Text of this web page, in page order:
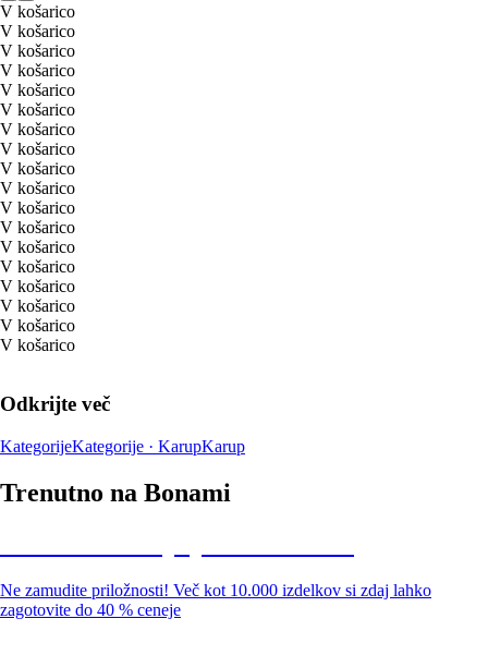
V košarico
V košarico
V košarico
V košarico
V košarico
V košarico
V košarico
V košarico
V košarico
V košarico
V košarico
V košarico
V košarico
V košarico
V košarico
V košarico
V košarico
V košarico
Odkrijte več
KategorijeKategorije · KarupKarup
Trenutno na Bonami
Ne zamudite priložnosti! Več kot 10.000 izdelkov si zdaj lahko
zagotovite do 40 % ceneje